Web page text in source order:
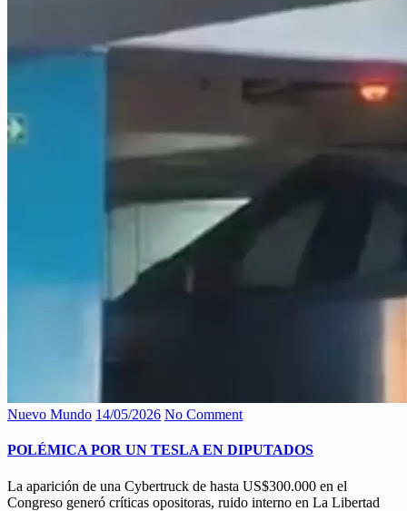
Nuevo Mundo 14/05/2026 No Comment
POLÉMICA POR UN TESLA EN DIPUTADOS
La aparición de una Cybertruck de hasta US$300.000 en el
Congreso generó críticas opositoras, ruido interno en La Libertad